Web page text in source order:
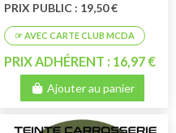
PRIX PUBLIC : 19,50 €
PRIX ADHÉRENT : 16,97 €
Ajouter au panier